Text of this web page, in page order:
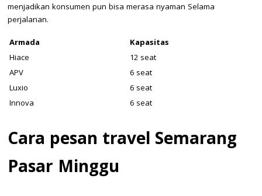
menjadikan konsumen pun bisa merasa nyaman Selama
perjalanan.
Armada
Kapasitas
Hiace
12 seat
APV
6 seat
Luxio
6 seat
Innova
6 seat
Cara pesan travel Semarang
Pasar Minggu